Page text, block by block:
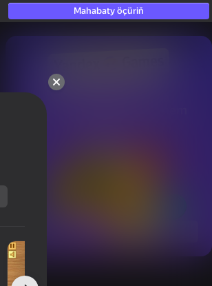
Mahabaty öçüriň
hatda «oýnamayanlar» hem